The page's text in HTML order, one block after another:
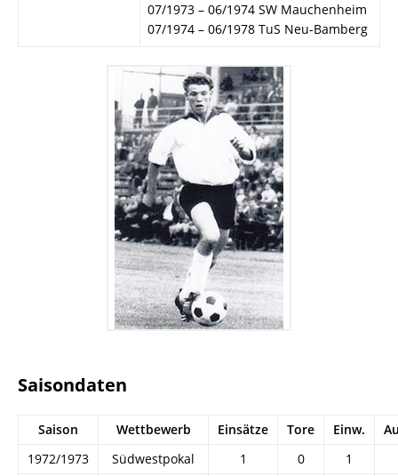
07/1973 – 06/1974 SW Mauchenheim
07/1974 – 06/1978 TuS Neu-Bamberg
Saisondaten
Saison Wettbewerb Einsätze Tore Einw.
1972/1973
Südwestpokal 1 0
1